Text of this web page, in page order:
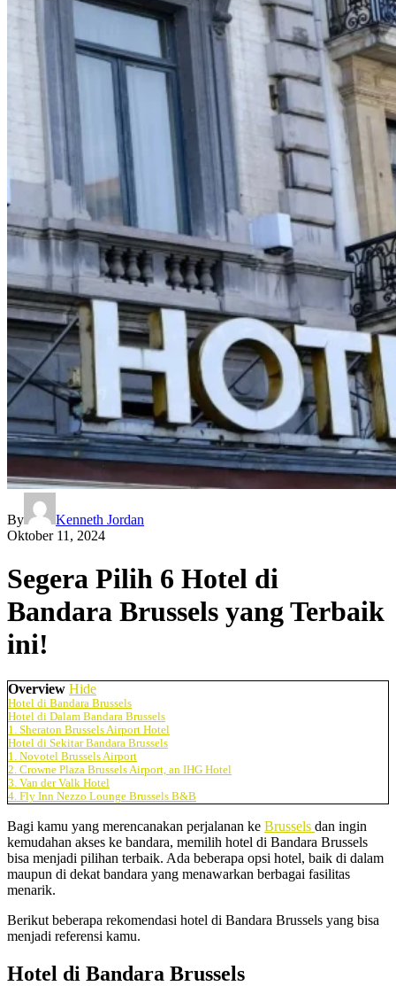
By
Kenneth Jordan
Oktober 11, 2024
Segera Pilih 6 Hotel di
Bandara Brussels yang Terbaik
ini!
Overview Hide
Hotel di Bandara Brussels
Hotel di Dalam Bandara Brussels
1. Sheraton Brussels Airport Hotel
Hotel di Sekitar Bandara Brussels
1. Novotel Brussels Airport
2. Crowne Plaza Brussels Airport, an IHG Hotel
3. Van der Valk Hotel
4. Fly Inn Nezzo Lounge Brussels B&B
Bagi kamu yang merencanakan perjalanan ke Brussels dan ingin
kemudahan akses ke bandara, memilih hotel di Bandara Brussels
bisa menjadi pilihan terbaik. Ada beberapa opsi hotel, baik di dalam
maupun di dekat bandara yang menawarkan berbagai fasilitas
menarik.
Berikut beberapa rekomendasi hotel di Bandara Brussels yang bisa
menjadi referensi kamu.
Hotel di Bandara Brussels